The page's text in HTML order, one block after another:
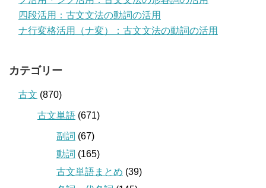
四段活用：古文文法の動詞の活用
ナ行変格活用（ナ変）：古文文法の動詞の活用
カテゴリー
古文 (870)
古文単語 (671)
副詞 (67)
動詞 (165)
古文単語まとめ (39)